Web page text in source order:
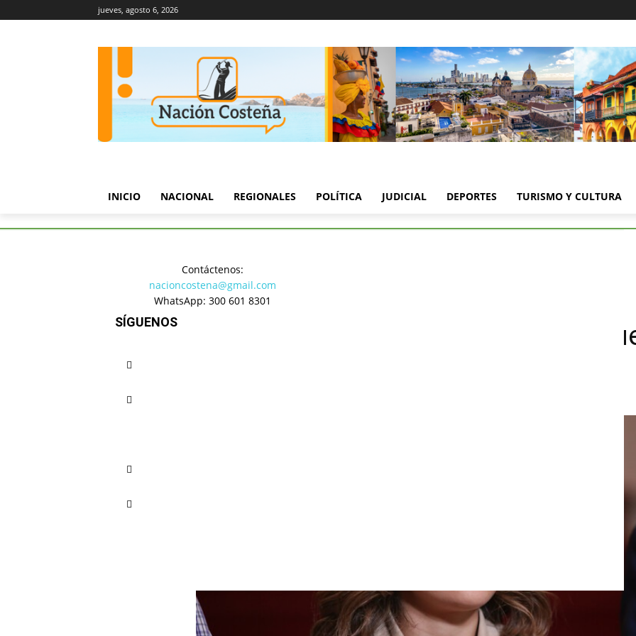
jueves, agosto 6, 2026
INICIO NACIONAL REGIONALES POLÍTICA JUDICIAL DEPORTES TURISMO Y CULTURA
Política
Canciller Sarabia exige medidas
concretas contra la violencia y la
Contáctenos:
nacioncostena@gmail.com
WhatsApp: 300 601 8301
SÍGUENOS